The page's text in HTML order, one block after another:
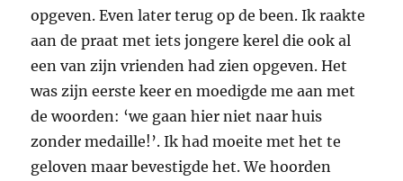
opgeven. Even later terug op de been. Ik raakte
aan de praat met iets jongere kerel die ook al
een van zijn vrienden had zien opgeven. Het
was zijn eerste keer en moedigde me aan met
de woorden: ‘we gaan hier niet naar huis
zonder medaille!’. Ik had moeite met het te
geloven maar bevestigde het. We hoorden